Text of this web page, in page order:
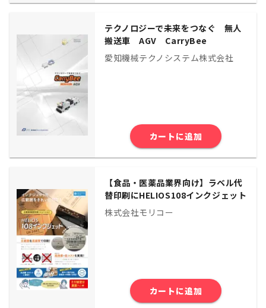
テクノロジーで未来をつなぐ 無人
搬送車 AGV CarryBee
愛知機械テクノシステム株式会社
カートに追加
【食品・医薬品業界向け】ラベル代
替印刷にHELIOS108インクジェット
株式会社モリコー
カートに追加